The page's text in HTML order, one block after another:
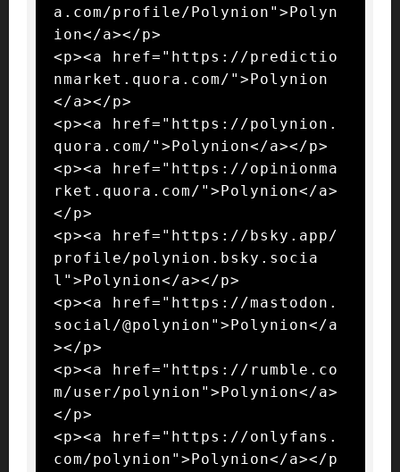
a.com/profile/Polynion">Polyn
ion</a></p>
<p><a href="https://predictio
nmarket.quora.com/">Polynion
</a></p>
<p><a href="https://polynion.
quora.com/">Polynion</a></p>
<p><a href="https://opinionma
rket.quora.com/">Polynion</a>
</p>
<p><a href="https://bsky.app/
profile/polynion.bsky.socia
l">Polynion</a></p>
<p><a href="https://mastodon.
social/@polynion">Polynion</a
></p>
<p><a href="https://rumble.co
m/user/polynion">Polynion</a>
</p>
<p><a href="https://onlyfans.
com/polynion">Polynion</a></p